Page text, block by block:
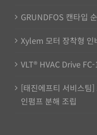
GRUNDFOS 캔타입
Xylem 모터 장착형 인
VLT® HVAC Drive
[태진에프티 서비스팀
인펌프 분해 조립